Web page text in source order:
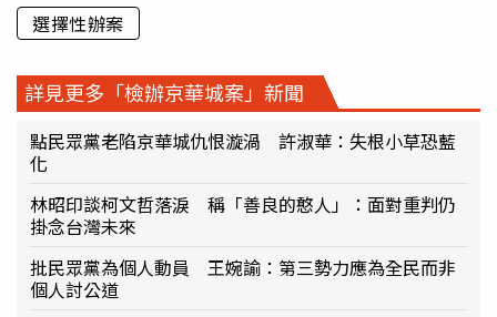
選擇性辦案
詳見更多「檢辦京華城案」新聞
點民眾黨老陷京華城仇恨漩渦 許淑華：失根小草恐藍
化
林昭印談柯文哲落淚 稱「善良的憨人」：面對重判仍
掛念台灣未來
批民眾黨為個人動員 王婉諭：第三勢力應為全民而非
個人討公道